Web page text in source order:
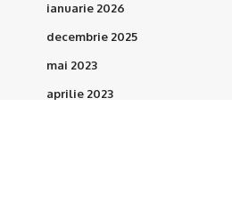
ianuarie 2026
decembrie 2025
mai 2023
aprilie 2023